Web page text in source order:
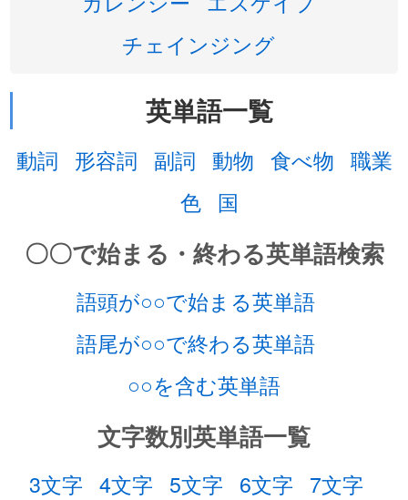
チェインジング
英単語一覧
動詞 形容詞 副詞 動物 食べ物 職業
色 国
〇〇で始まる・終わる英単語検索
語頭が○○で始まる英単語
語尾が○○で終わる英単語
○○を含む英単語
文字数別英単語一覧
3文字 4文字 5文字 6文字 7文字